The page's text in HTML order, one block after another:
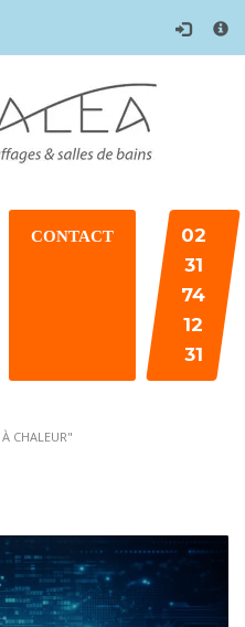
×
CONTACT
02
31
74
12
31
CHALEUR"